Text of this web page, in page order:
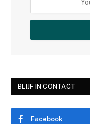
BLIJF IN CONTACT
Facebook